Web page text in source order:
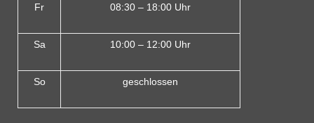
Fr 08:30 – 18:00 Uhr
Sa 10:00 – 12:00 Uhr
So geschlossen